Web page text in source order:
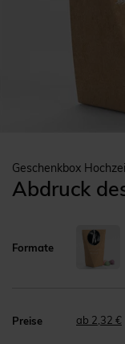
Geschenkbox
Abdruck
Formate
Preise ab 2,32 €